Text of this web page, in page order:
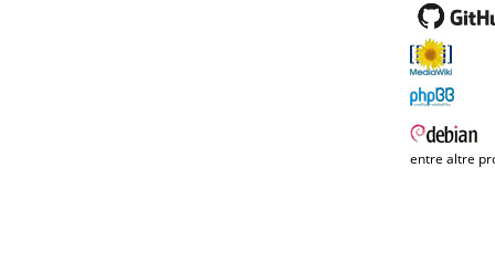
entre altre